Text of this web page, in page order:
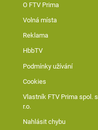
O FTV Prima
Volná místa
Reklama
HbbTV
Podmínky užívání
Cookies
Vlastník FTV Prima spol. s
r.o.
Nahlásit chybu